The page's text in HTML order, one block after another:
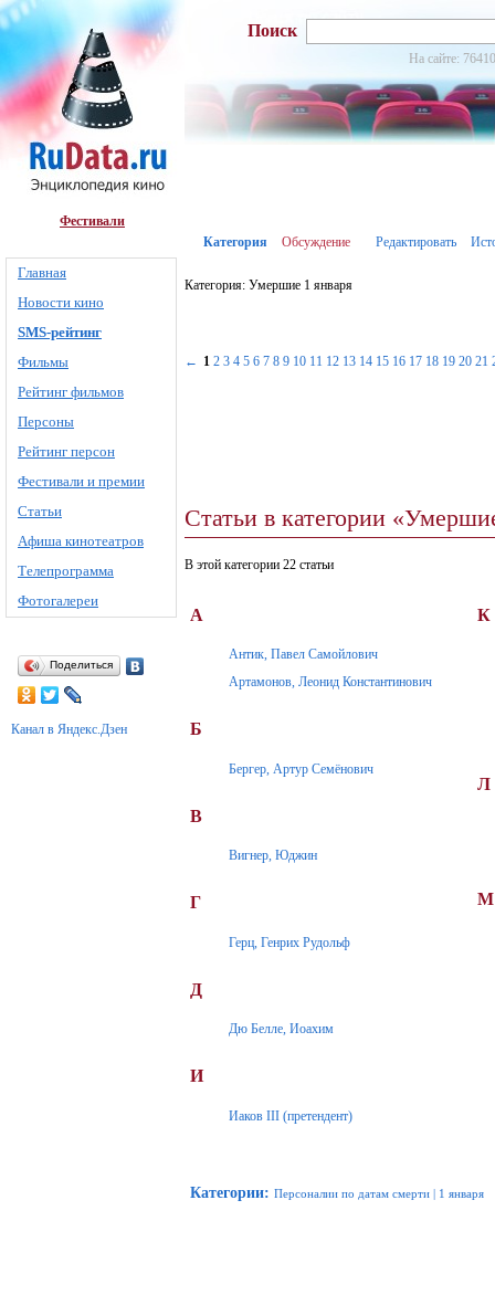
Фестивали
Главная
Новости кино
SMS-рейтинг
Фильмы
Рейтинг фильмов
Персоны
Рейтинг персон
Фестивали и премии
Статьи
Афиша кинотеатров
Телепрограмма
Фотогалереи
Поделиться
Канал в Яндекс.Дзен
Поиск
На сайте:
Категория Обсуждение Редактировать
Категория: Умершие 1 января
← 1 2 3 4 5 6 7 8 9 10 11 12 13 14 15 16 17 18 19 20 21
Статьи в категории
В этой категории 22 статьи
А
Антик, Павел Самойлович
Артамонов, Леонид Константинович
Б
Бергер, Артур Семёнович
В
Вигнер, Юджин
Г
Герц, Генрих Рудольф
Д
Дю Белле, Иоахим
И
Иаков III (претендент)
К
Л
М
Категории: Персоналии по датам смерти | 1 января